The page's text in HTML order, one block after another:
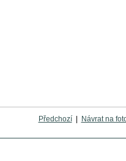
Předchozí| Návrat na